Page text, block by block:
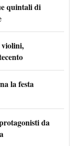
quintali di
violini,
la festa
da